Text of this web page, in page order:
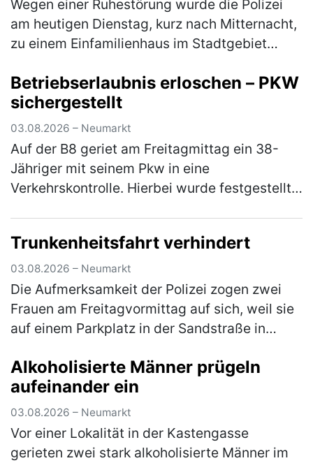
Wegen einer Ruhestörung wurde die Polizei
am heutigen Dienstag, kurz nach Mitternacht,
zu einem Einfamilienhaus im Stadtgebiet
über den Besuch jedoch nicht…(mehr)
Betriebserlaubnis erloschen – PKW
sichergestellt
03.08.2026 – Neumarkt
Auf der B8 geriet am Freitagmittag ein 38-
Jähriger mit seinem Pkw in eine
Verkehrskontrolle. Hierbei wurde festgestellt,
(mehr)
Trunkenheitsfahrt verhindert
03.08.2026 – Neumarkt
Die Aufmerksamkeit der Polizei zogen zwei
Frauen am Freitagvormittag auf sich, weil sie
auf einem Parkplatz in der Sandstraße in
Beamten bemerkten schnell, …(mehr)
Alkoholisierte Männer prügeln
aufeinander ein
03.08.2026 – Neumarkt
Vor einer Lokalität in der Kastengasse
gerieten zwei stark alkoholisierte Männer im